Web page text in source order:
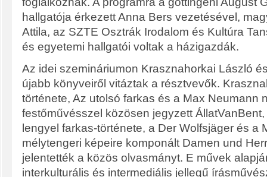
hallgatója érkezett Anna Bers vezetésével,
Attila, az SZTE Osztrák Irodalom és Kultúra
és egyetemi hallgatói voltak a házigazdák.
Az idei szemináriumon Krasznahorkai László
újabb könyveiről vitáztak a résztvevők.
története, Az utolsó farkas és a Max Neumann
festőművésszel közösen jegyzett
lengyel farkas-története, a Der Wolfsjäger és a
mélytengeri képeire komponált Damen und
jelentették a közös olvasmányt. E művek
interkulturális és intermediális jellegű